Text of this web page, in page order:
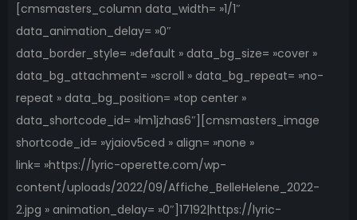
[cmsmasters_column data_width= »1/1″
data_animation_delay= »0″
data_border_style= »default » data_bg_size= »cover »
data_bg_attachment= »scroll » data_bg_repeat= »no-
repeat » data_bg_position= »top center »
data_shortcode_id= »lm1jzhas6″][cmsmasters_image
shortcode_id= »yjaiov5ced » align= »none »
link= »https://lyric-operette.com/wp-
content/uploads/2022/09/Affiche_BelleHelene_2022-
2.jpg » animation_delay= »0″]17192|https://lyric-